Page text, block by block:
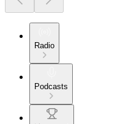
Radio
Podcasts